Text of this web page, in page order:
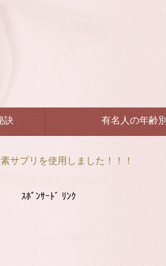
訣 有名人の年齢別
サプリを使用しました！！！
ｽﾎﾟﾝｻｰﾄﾞ ﾘﾝｸ